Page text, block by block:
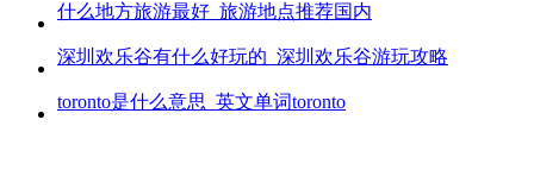
什么地方旅游最好_旅游地点推荐国内
深圳欢乐谷有什么好玩的_深圳欢乐谷游玩攻略
toronto是什么意思_英文单词toronto